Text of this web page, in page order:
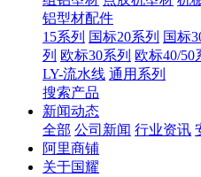
铝型材配件
15系列 国标20系列 国标
列 欧标30系列 欧标40/50
LY-流水线 通用系列
搜索产品
新闻动态
全部 公司新闻 行业资讯
阿里商铺
关于国耀